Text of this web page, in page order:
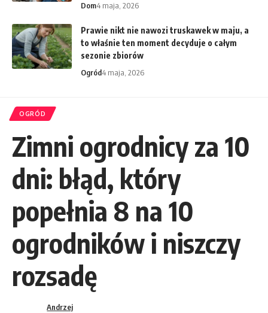
Dom4 maja, 2026
Prawie nikt nie nawozi truskawek w maju, a
to właśnie ten moment decyduje o całym
sezonie zbiorów
Ogród4 maja, 2026
OGRÓD
Zimni ogrodnicy za 10
dni: błąd, który
popełnia 8 na 10
ogrodników i niszczy
rozsadę
Andrzej